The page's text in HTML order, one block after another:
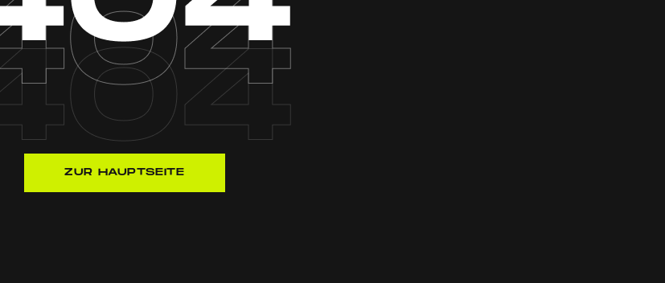
ZUR HAUPTSEITE